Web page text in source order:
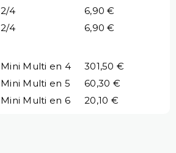
2/4
6,90 €
2/4
6,90 €
Mini Multi en 4
301,50 €
Mini Multi en 5
60,30 €
Mini Multi en 6 20,10 €